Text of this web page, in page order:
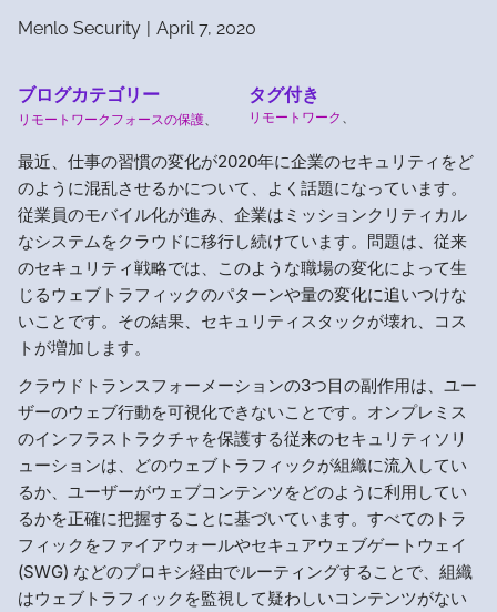
Menlo Security | April 7, 2020
ブログカテゴリー
リモートワークフォースの保護
タグ付き
リモートワーク
最近、仕事の習慣の変化が2020年に企業のセキュリティをど
のように混乱させるかについて、よく話題になっています。
従業員のモバイル化が進み、企業はミッションクリティカル
なシステムをクラウドに移行し続けています。問題は、従来
のセキュリティ戦略では、このような職場の変化によって生
じるウェブトラフィックのパターンや量の変化に追いつけな
いことです。その結果、セキュリティスタックが壊れ、コス
トが増加します。
クラウドトランスフォーメーションの3つ目の副作用は、ユー
ザーのウェブ行動を可視化できないことです。オンプレミス
のインフラストラクチャを保護する従来のセキュリティソリ
ューションは、どのウェブトラフィックが組織に流入してい
るか、ユーザーがウェブコンテンツをどのように利用してい
るかを正確に把握することに基づいています。すべてのトラ
フィックをファイアウォールやセキュアウェブゲートウェイ
(SWG) などのプロキシ経由でルーティングすることで、組織
はウェブトラフィックを監視して疑わしいコンテンツがない